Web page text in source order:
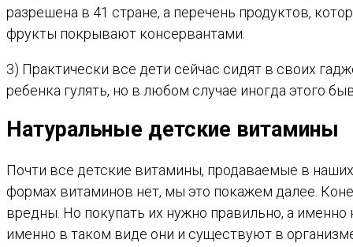
разрешена в 41 стране, а перечень продуктов,
фрукты покрывают консервантами.
3) Практически все дети сейчас сидят в своих
ребенка гулять, но в любом случае иногда этого
Натуральные детские витамины
Почти все детские витамины, продаваемые в
формах витаминов нет, мы это покажем далее.
вредны. Но покупать их нужно правильно, а
именно в таком виде они и существуют в